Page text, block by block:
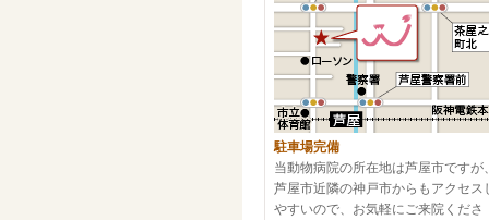
駐車場完備
当動物病院の所在地は芦屋市ですが
芦屋市近隣の神戸市からもアクセス
やすいので、お気軽にご来院くださ